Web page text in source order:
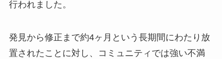
行われました。
発見から修正まで約4ヶ月という長期間にわたり放
置されたことに対し、コミュニティでは強い不満